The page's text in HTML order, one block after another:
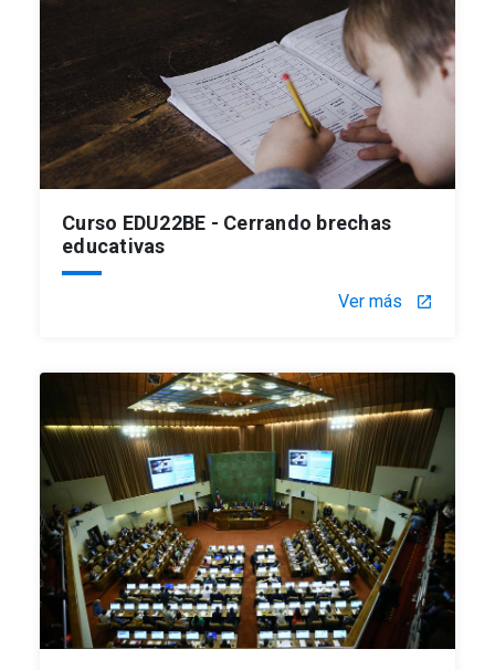
Curso EDU22BE - Cerrando brechas
educativas
Ver más launch